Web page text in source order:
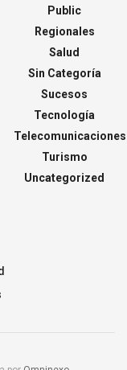
Public
Regionales
Salud
Sin Categoría
Sucesos
Tecnología
Telecomunicaciones
Turismo
Uncategorized